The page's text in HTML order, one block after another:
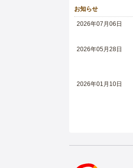
お知らせ
2026年07月06日
2026年05月28日
2026年01月10日